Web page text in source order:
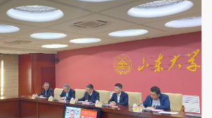
，歌尔高级副总裁高晓光；山...